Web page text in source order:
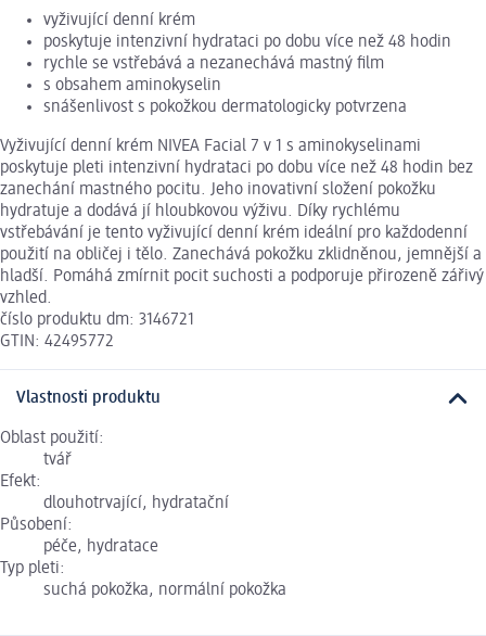
vyživující denní krém
poskytuje intenzivní hydrataci po dobu více než 48 hodin
rychle se vstřebává a nezanechává mastný film
s obsahem aminokyselin
snášenlivost s pokožkou dermatologicky potvrzena
Vyživující denní krém NIVEA Facial 7 v 1 s aminokyselinami
poskytuje pleti intenzivní hydrataci po dobu více než 48 hodin bez
zanechání mastného pocitu. Jeho inovativní složení pokožku
hydratuje a dodává jí hloubkovou výživu. Díky rychlému
vstřebávání je tento vyživující denní krém ideální pro každodenní
použití na obličej i tělo. Zanechává pokožku zklidněnou, jemnější a
hladší. Pomáhá zmírnit pocit suchosti a podporuje přirozeně zářivý
vzhled.
číslo produktu dm: 3146721
GTIN: 42495772
Vlastnosti produktu
Oblast použití:
tvář
Efekt:
dlouhotrvající, hydratační
Působení:
péče, hydratace
Typ pleti:
suchá pokožka, normální pokožka